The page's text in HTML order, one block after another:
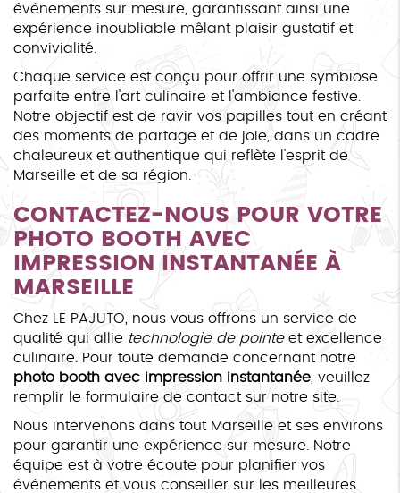
événements sur mesure, garantissant ainsi une
expérience inoubliable mêlant plaisir gustatif et
convivialité.
Chaque service est conçu pour offrir une symbiose
parfaite entre l'art culinaire et l'ambiance festive.
Notre objectif est de ravir vos papilles tout en créant
des moments de partage et de joie, dans un cadre
chaleureux et authentique qui reflète l'esprit de
Marseille et de sa région.
CONTACTEZ-NOUS POUR VOTRE
PHOTO BOOTH AVEC
IMPRESSION INSTANTANÉE À
MARSEILLE
Chez LE PAJUTO, nous vous offrons un service de
qualité qui allie technologie de pointeet excellence
culinaire. Pour toute demande concernant notre
photo booth avec impression instantanée , veuillez
remplir le formulaire de contact sur notre site.
Nous intervenons dans tout Marseille et ses environs
pour garantir une expérience sur mesure. Notre
équipe est à votre écoute pour planifier vos
événements et vous conseiller sur les meilleures